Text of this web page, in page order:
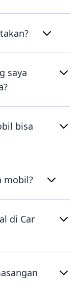
saya
bisa
mobil?
di Car